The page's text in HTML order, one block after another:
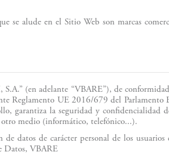
se alude en el Sitio Web son marcas
(en adelante “VBARE”), de
Reglamento UE 2016/679 del Parlamento
garantiza la seguridad y confidencialidad
otro medio (informático, telefónico...).
datos de carácter personal de los
Datos, VBARE